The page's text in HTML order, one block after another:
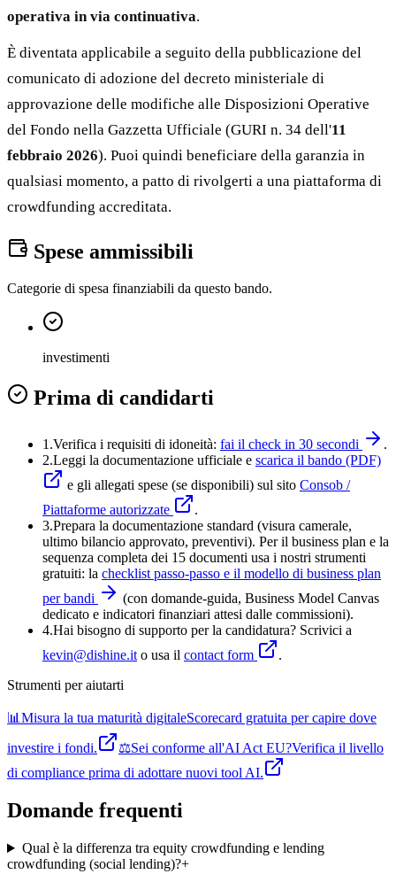
operativa in via continuativa.
È diventata applicabile a seguito della pubblicazione del
comunicato di adozione del decreto ministeriale di
approvazione delle modifiche alle Disposizioni Operative
del Fondo nella Gazzetta Ufficiale (GURI n. 34 dell'11
febbraio 2026). Puoi quindi beneficiare della garanzia in
qualsiasi momento, a patto di rivolgerti a una piattaforma di
crowdfunding accreditata.
Spese ammissibili
Categorie di spesa finanziabili da questo bando.
investimenti
Prima di candidarti
1.Verifica i requisiti di idoneità: fai il check in 30 secondi
.
2.Leggi la documentazione ufficiale e scarica il bando (PDF)
e gli allegati spese (se disponibili) sul sito Consob /
Piattaforme autorizzate
.
3.Prepara la documentazione standard (visura camerale,
ultimo bilancio approvato, preventivi). Per il business plan e la
sequenza completa dei 15 documenti usa i nostri strumenti
gratuiti: la checklist passo-passo e il modello di business plan
per bandi
(con domande-guida, Business Model Canvas
dedicato e indicatori finanziari attesi dalle commissioni).
4.Hai bisogno di supporto per la candidatura? Scrivici a
kevin@dishine.it o usa il contact form
.
Strumenti per aiutarti
📊 Misura la tua maturità digitaleScorecard gratuita per capire dove
investire i fondi.
⚖️Sei conforme all'AI Act EU?Verifica il livello
di compliance prima di adottare nuovi tool AI.
Domande frequenti
Qual è la differenza tra equity crowdfunding e lending
crowdfunding (social lending)?+